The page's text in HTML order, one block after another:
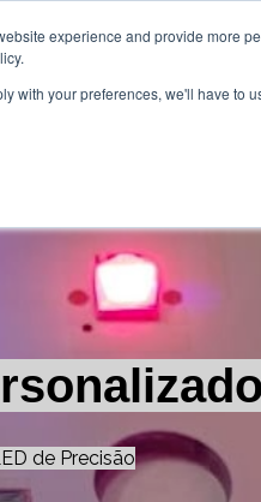
experience and provide more
with your preferences, we'll have to
de Precisão